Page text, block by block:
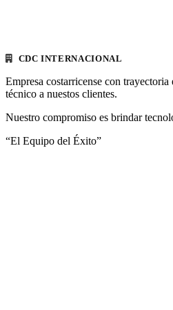
CDC INTERNACIONAL
Empresa costarricense con
técnico a nuestos clientes.
Nuestro compromiso es brindar
“El Equipo del Éxito”